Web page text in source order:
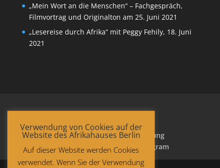
„Mein Wort an die Menschen“ – Fachgespräch,
Filmvortrag und Originalton am 25. Juni 2021
„Lesereise durch Afrika“ mit Peggy Fehily, 18. Juni
2021
Startseite
Datenschutzerklärung
Impressum
Facebook Instagram
Verwendung von Cookies auf der
Website des Afrikahauses Berlin
Auf dieser Website werden Cookies
verwendet. Wenn Sie der Verwendung